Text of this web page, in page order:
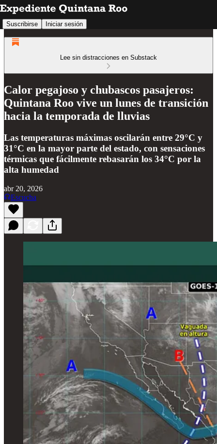
Suscribirse Iniciar sesión
Lee sin distracciones en Substack
Calor pegajoso y chubascos pasajeros:
Quintana Roo vive un lunes de transición
hacia la temporada de lluvias
Las temperaturas máximas oscilarán entre 29°C y
31°C en la mayor parte del estado, con sensaciones
térmicas que fácilmente rebasarán los 34°C por la
alta humedad
abr 20, 2026
Escucha